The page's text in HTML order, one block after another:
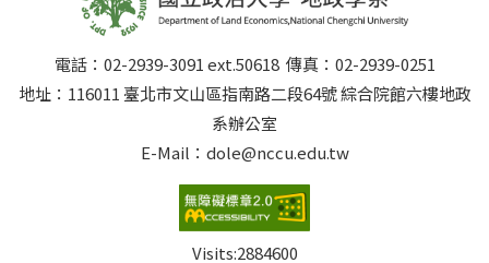
電話：02-2939-3091 ext.50618 傳真：02-2939-0251
地址：116011 臺北市文山區指南路二段64號 綜合院館六樓地政
系辦公室
E-Mail：dole@nccu.edu.tw
Visits:2884600